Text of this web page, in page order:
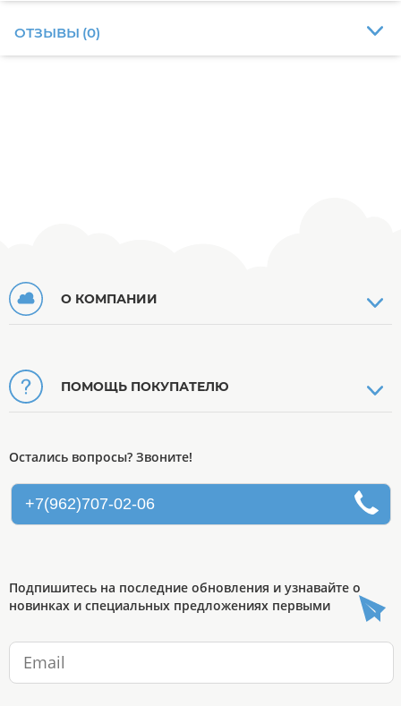
ОТЗЫВЫ (0)
О КОМПАНИИ
ПОМОЩЬ ПОКУПАТЕЛЮ
Остались вопросы? Звоните!
+7(962)707-02-06
Подпишитесь на последние обновления и узнавайте о
новинках и специальных предложениях первыми